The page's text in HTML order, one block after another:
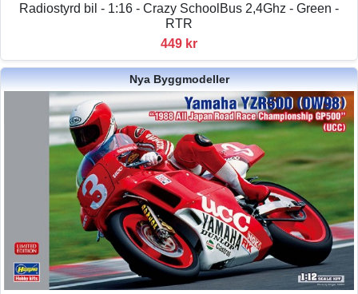
Radiostyrd bil - 1:16 - Crazy SchoolBus 2,4Ghz - Green -
RTR
449 kr
Nya Byggmodeller